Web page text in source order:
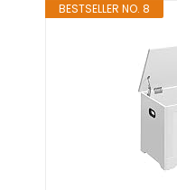
BESTSELLER NO. 8